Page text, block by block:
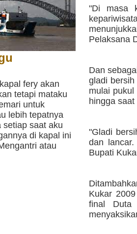
fery akan
tetapi mataku
untuk
lebih tepatnya
setiap saat aku
di kapal ini
atau
"Di masa
Pelaksana
Dan
gladi bersih
mulai
hingga
"Gladi
dan
Bupati
Kukar
final Duta